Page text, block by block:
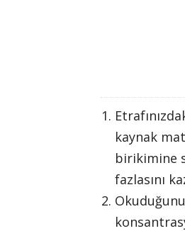
kaynak
birikimine
fazlasını